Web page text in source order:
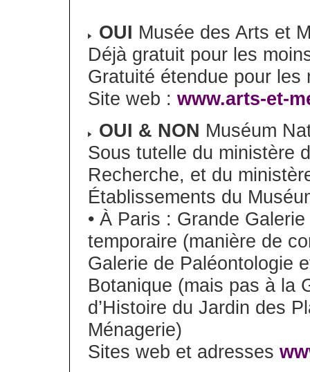
OUI Musée des Arts et
Déjà gratuit pour les
Gratuité étendue pour les
Site web : www.arts-et-
OUI & NON Muséum
Sous tutelle du ministère
Recherche, et du
Établissements du
• À Paris : Grande
temporaire (manière de
Galerie de Paléontologie
Botanique (mais pas à la
d’Histoire du Jardin des
Ménagerie)
Sites web et adresses